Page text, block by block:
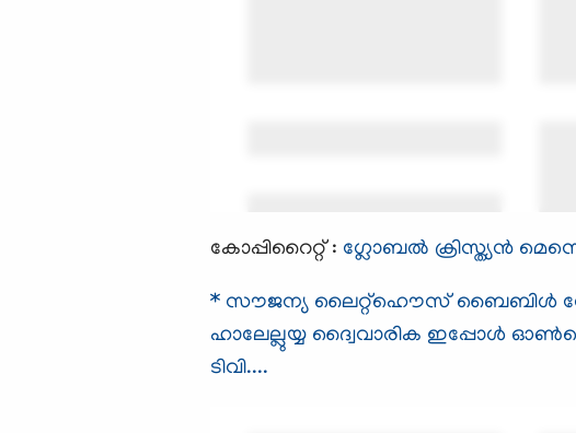
കോപ്പിറൈറ്റ് : ഗ്ലോബല്‍ ക്രിസ്ത്യന്‍
* സൗജന്യ ലൈറ്റ്ഹൌസ് ബൈബിള്‍
ഹാലേല്ലുയ്യ ദ്വൈവാരിക ഇപ്പോള്‍
ടിവി....